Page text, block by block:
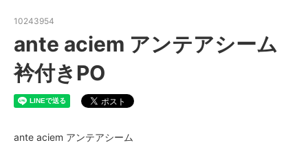
10243954
ante aciem アンテアシーム
衿付きPO
ante aciem アンテアシーム